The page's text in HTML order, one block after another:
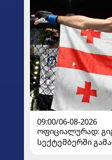
09:00/06-08-2026
ოფიციალურად:
სექტემბერში